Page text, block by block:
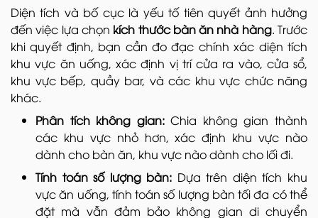
Diện tích và bố cục là yếu tố tiên quyết ảnh hưởng
đến việc lựa chọn kích thước bàn ăn nhà hàng. Trước
khi quyết định, bạn cần đo đạc chính xác diện tích
khu vực ăn uống, xác định vị trí cửa ra vào, cửa sổ,
khu vực bếp, quầy bar, và các khu vực chức năng
khác.
Phân tích không gian:Chia không gian thành
các khu vực nhỏ hơn, xác định khu vực nào
dành cho bàn ăn, khu vực nào dành cho lối đi.
Tính toán số lượng bàn: Dựa trên diện tích khu
vực ăn uống, tính toán số lượng bàn tối đa có thể
đặt mà vẫn đảm bảo không gian di chuyển